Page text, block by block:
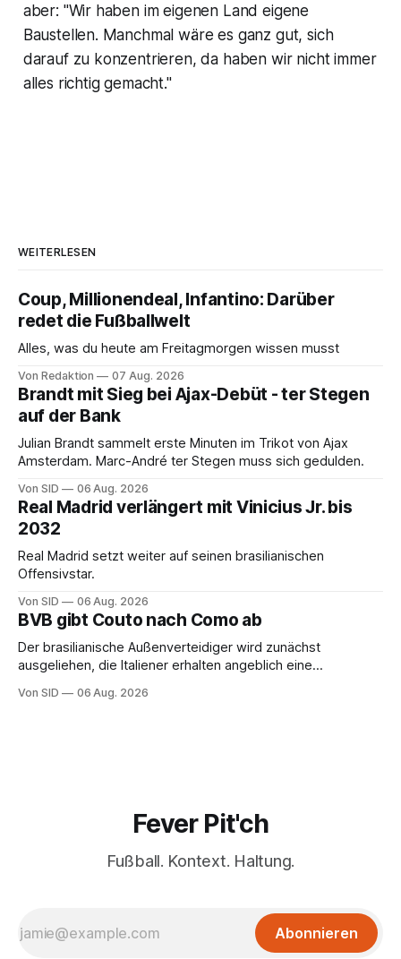
aber: "Wir haben im eigenen Land eigene
Baustellen. Manchmal wäre es ganz gut, sich
darauf zu konzentrieren, da haben wir nicht immer
alles richtig gemacht."
WEITERLESEN
Coup, Millionendeal, Infantino: Darüber
redet die Fußballwelt
Alles, was du heute am Freitagmorgen wissen musst
Von Redaktion 07 Aug. 2026
Brandt mit Sieg bei Ajax-Debüt - ter Stegen
auf der Bank
Julian Brandt sammelt erste Minuten im Trikot von Ajax
Amsterdam. Marc-André ter Stegen muss sich gedulden.
Von SID 06 Aug. 2026
Real Madrid verlängert mit Vinicius Jr. bis
2032
Real Madrid setzt weiter auf seinen brasilianischen
Offensivstar.
Von SID 06 Aug. 2026
BVB gibt Couto nach Como ab
Der brasilianische Außenverteidiger wird zunächst
ausgeliehen, die Italiener erhalten angeblich eine
Von SID 06 Aug. 2026
Fever Pit'ch
Fußball. Kontext. Haltung.
Abonnieren